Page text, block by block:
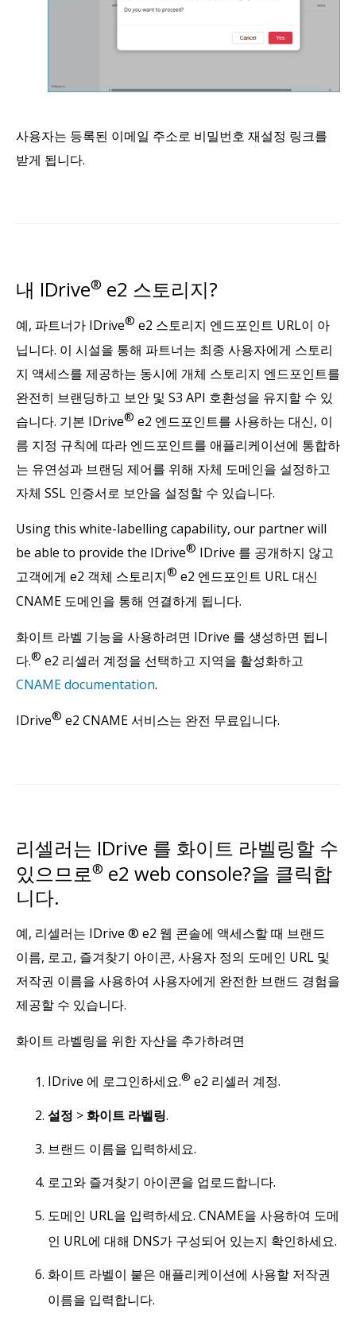
사용자는 등록된 이메일 주소로 비밀번호 재설정 링크를
받게 됩니다.
내 IDrive® e2 스토리지?
예, 파트너가 IDrive® e2 스토리지 엔드포인트 URL이 아
닙니다. 이 시설을 통해 파트너는 최종 사용자에게 스토리
지 액세스를 제공하는 동시에 개체 스토리지 엔드포인트를
완전히 브랜딩하고 보안 및 S3 API 호환성을 유지할 수 있
습니다. 기본 IDrive® e2 엔드포인트를 사용하는 대신, 이
름 지정 규칙에 따라 엔드포인트를 애플리케이션에 통합하
는 유연성과 브랜딩 제어를 위해 자체 도메인을 설정하고
자체 SSL 인증서로 보안을 설정할 수 있습니다.
Using this white-labelling capability, our partner will
be able to provide the IDrive® IDrive 를 공개하지 않고
고객에게 e2 객체 스토리지® e2 엔드포인트 URL 대신
CNAME 도메인을 통해 연결하게 됩니다.
화이트 라벨 기능을 사용하려면 IDrive 를 생성하면 됩니
다.® e2 리셀러 계정을 선택하고 지역을 활성화하고
CNAME documentation.
IDrive® e2 CNAME 서비스는 완전 무료입니다.
리셀러는 IDrive 를 화이트 라벨링할 수
있으므로® e2 web console?을 클릭합
니다.
예, 리셀러는 IDrive ® e2 웹 콘솔에 액세스할 때 브랜드
이름, 로고, 즐겨찾기 아이콘, 사용자 정의 도메인 URL 및
저작권 이름을 사용하여 사용자에게 완전한 브랜드 경험을
제공할 수 있습니다.
화이트 라벨링을 위한 자산을 추가하려면
IDrive 에 로그인하세요.® e2 리셀러 계정.
설정 >화이트 라벨링.
브랜드 이름을 입력하세요.
로고와 즐겨찾기 아이콘을 업로드합니다.
도메인 URL을 입력하세요. CNAME을 사용하여 도메
인 URL에 대해 DNS가 구성되어 있는지 확인하세요.
화이트 라벨이 붙은 애플리케이션에 사용할 저작권
이름을 입력합니다.